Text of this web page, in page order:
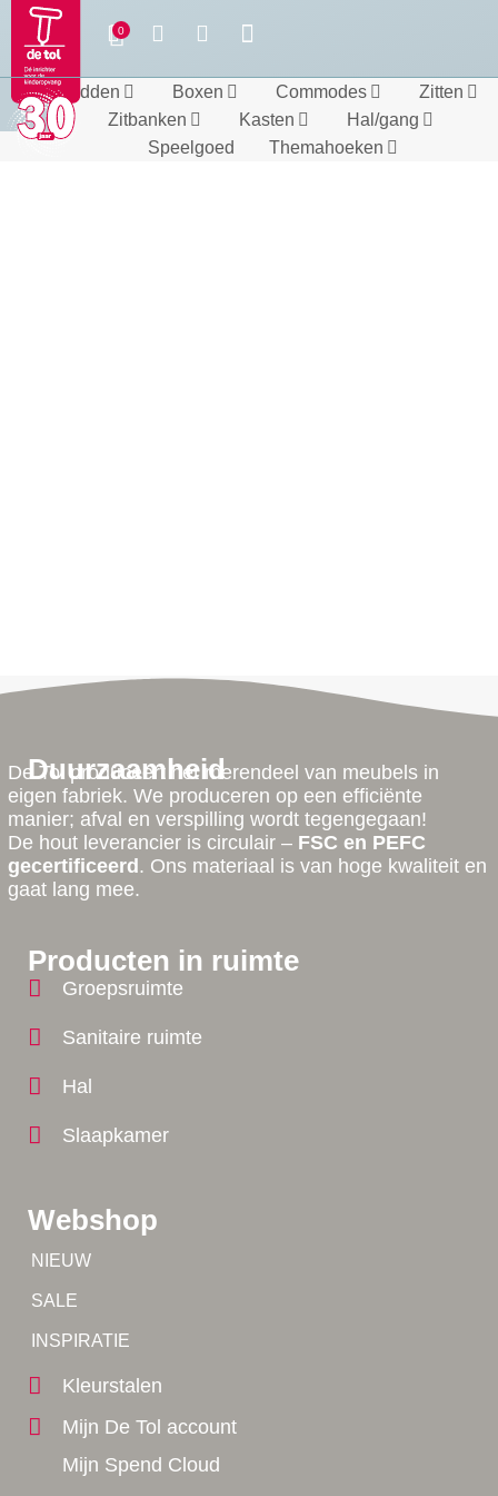
Bedden Boxen Commodes
Zitten
Zitbanken
Kasten
Hal/gang
Speelgoed
Themahoeken
Webshop
NIEUW
SALE
INSPIRATIE
Kleurstalen
Mijn De Tol account
Mijn Spend Cloud
Producten in ruimte
Groepsruimte
Sanitaire ruimte
Hal
Slaapkamer
Duurzaamheid
De Tol produceert het merendeel van meubels in
eigen fabriek. We produceren op een efficiënte
manier; afval en verspilling wordt tegengegaan!
De hout leverancier is circulair – FSC en PEFC
gecertificeerd . Ons materiaal is van hoge kwaliteit en
gaat lang mee.